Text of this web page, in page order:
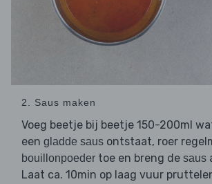
2. Saus maken
Voeg beetje bij beetje 150-200ml
een gladde saus ontstaat, roer
bouillonpoeder toe en breng de saus
Laat ca. 10min op laag vuur